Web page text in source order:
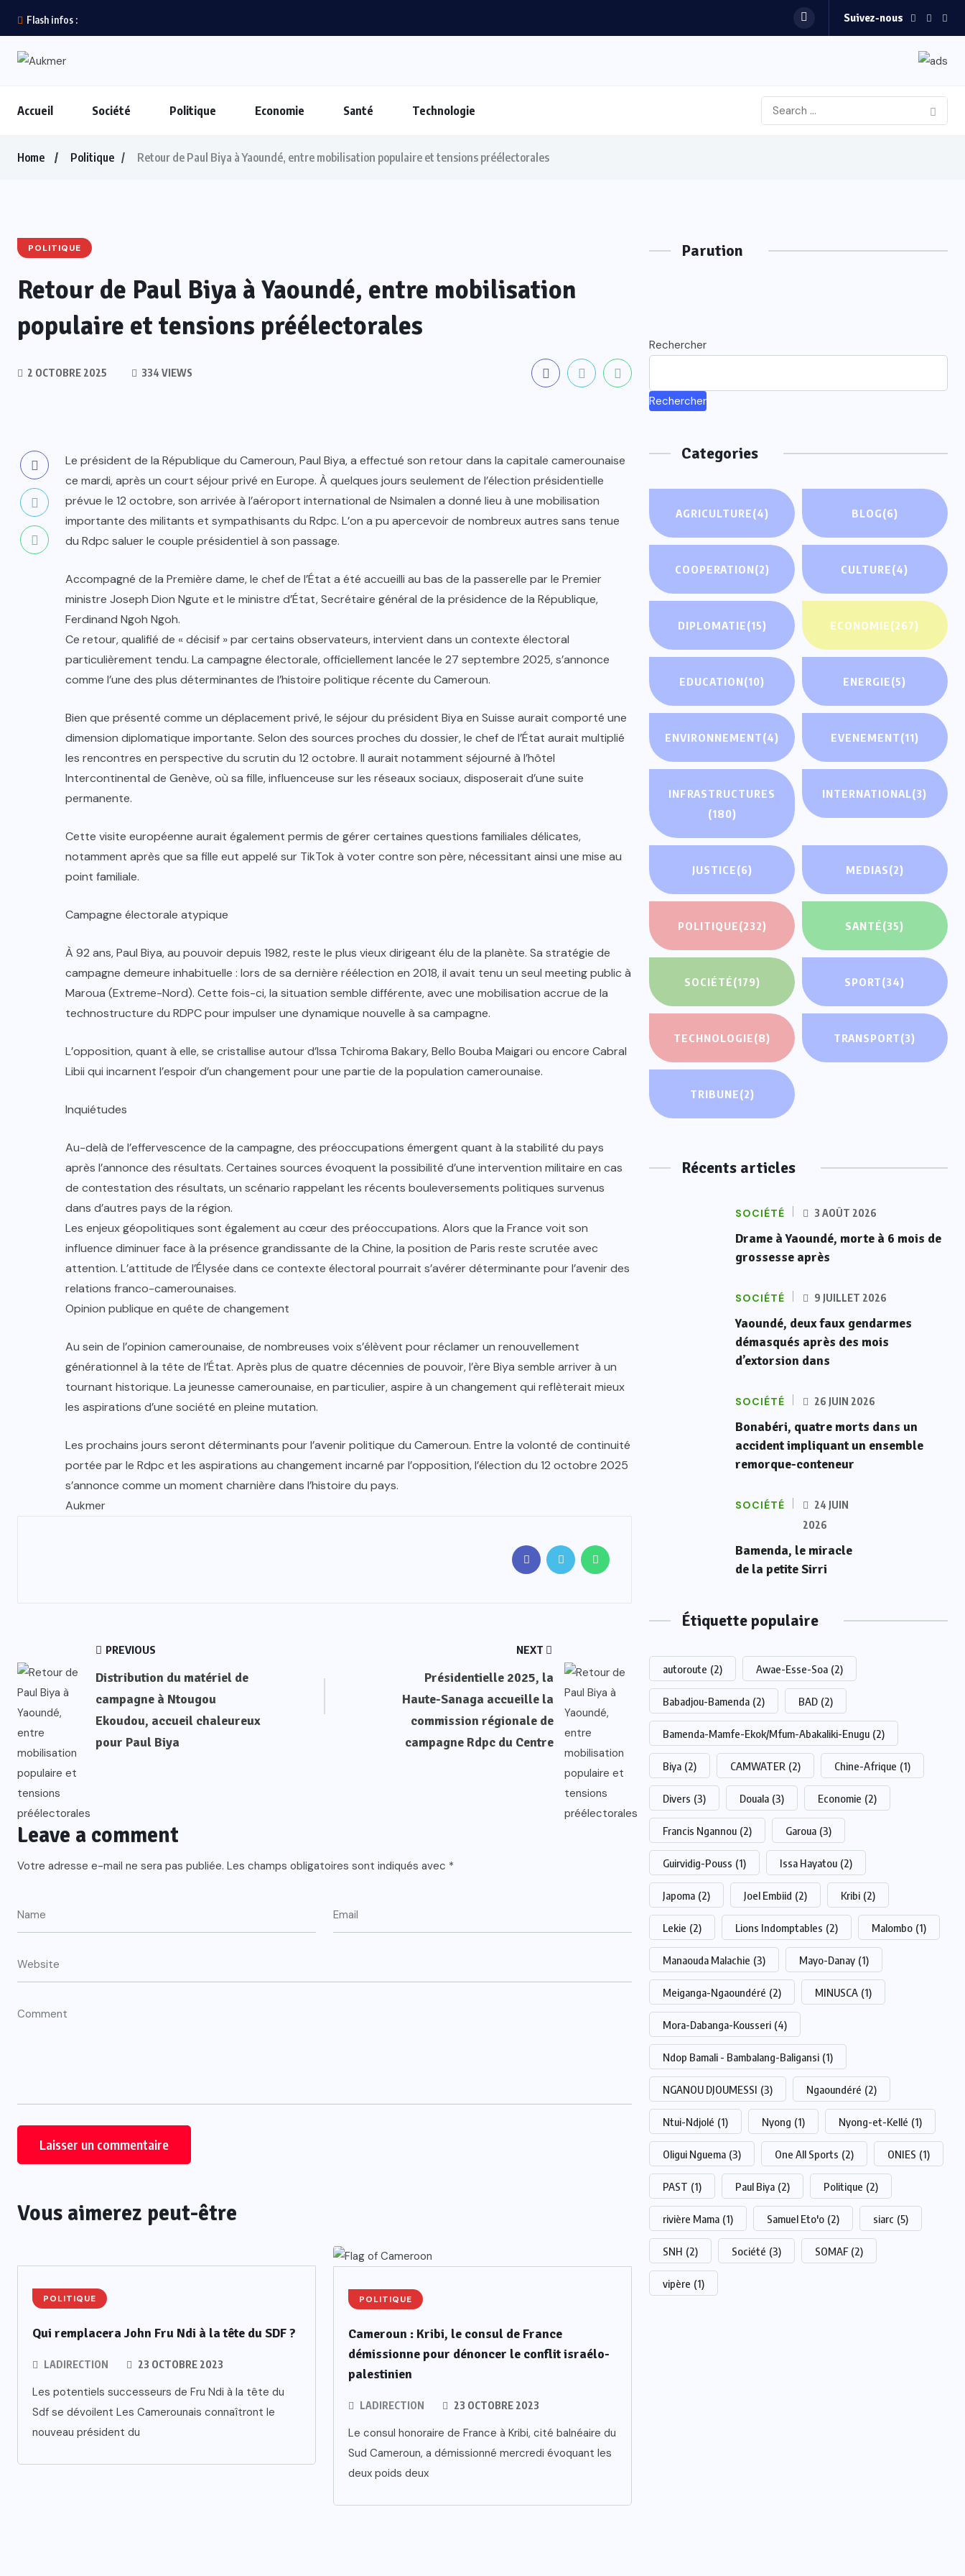
Flash infos : Suivez-nous
Accueil Société Politique Economie Santé Technologie
Home Politique Retour de Paul Biya à Yaoundé, entre mobilisation populaire et tensions préélectorales
POLITIQUE
Retour de Paul Biya à Yaoundé, entre mobilisation
populaire et tensions préélectorales
2 OCTOBRE 2025 334 VIEWS
Le président de la République du Cameroun, Paul Biya, a effectué son retour dans la capitale camerounaise
ce mardi, après un court séjour privé en Europe. À quelques jours seulement de l’élection présidentielle
prévue le 12 octobre, son arrivée à l’aéroport international de Nsimalen a donné lieu à une mobilisation
importante des militants et sympathisants du Rdpc. L’on a pu apercevoir de nombreux autres sans tenue
du Rdpc saluer le couple présidentiel à son passage.
Accompagné de la Première dame, le chef de l’État a été accueilli au bas de la passerelle par le Premier
ministre Joseph Dion Ngute et le ministre d’État, Secrétaire général de la présidence de la République,
Ferdinand Ngoh Ngoh.
Ce retour, qualifié de « décisif » par certains observateurs, intervient dans un contexte électoral
particulièrement tendu. La campagne électorale, officiellement lancée le 27 septembre 2025, s’annonce
comme l’une des plus déterminantes de l’histoire politique récente du Cameroun.
Bien que présenté comme un déplacement privé, le séjour du président Biya en Suisse aurait comporté une
dimension diplomatique importante. Selon des sources proches du dossier, le chef de l’État aurait multiplié
les rencontres en perspective du scrutin du 12 octobre. Il aurait notamment séjourné à l’hôtel
Intercontinental de Genève, où sa fille, influenceuse sur les réseaux sociaux, disposerait d’une suite
permanente.
Cette visite européenne aurait également permis de gérer certaines questions familiales délicates,
notamment après que sa fille eut appelé sur TikTok à voter contre son père, nécessitant ainsi une mise au
point familiale.
Campagne électorale atypique
À 92 ans, Paul Biya, au pouvoir depuis 1982, reste le plus vieux dirigeant élu de la planète. Sa stratégie de
campagne demeure inhabituelle : lors de sa dernière réélection en 2018, il avait tenu un seul meeting public à
Maroua (Extreme-Nord). Cette fois-ci, la situation semble différente, avec une mobilisation accrue de la
technostructure du RDPC pour impulser une dynamique nouvelle à sa campagne.
L’opposition, quant à elle, se cristallise autour d’Issa Tchiroma Bakary, Bello Bouba Maigari ou encore Cabral
Libii qui incarnent l’espoir d’un changement pour une partie de la population camerounaise.
Inquiétudes
Au-delà de l’effervescence de la campagne, des préoccupations émergent quant à la stabilité du pays
après l’annonce des résultats. Certaines sources évoquent la possibilité d’une intervention militaire en cas
de contestation des résultats, un scénario rappelant les récents bouleversements politiques survenus
dans d’autres pays de la région.
Les enjeux géopolitiques sont également au cœur des préoccupations. Alors que la France voit son
influence diminuer face à la présence grandissante de la Chine, la position de Paris reste scrutée avec
attention. L’attitude de l’Élysée dans ce contexte électoral pourrait s’avérer déterminante pour l’avenir des
relations franco-camerounaises.
Opinion publique en quête de changement
Au sein de l’opinion camerounaise, de nombreuses voix s’élèvent pour réclamer un renouvellement
générationnel à la tête de l’État. Après plus de quatre décennies de pouvoir, l’ère Biya semble arriver à un
tournant historique. La jeunesse camerounaise, en particulier, aspire à un changement qui reflèterait mieux
les aspirations d’une société en pleine mutation.
Les prochains jours seront déterminants pour l’avenir politique du Cameroun. Entre la volonté de continuité
portée par le Rdpc et les aspirations au changement incarné par l’opposition, l’élection du 12 octobre 2025
s’annonce comme un moment charnière dans l’histoire du pays.
Aukmer
PREVIOUS
Distribution du matériel de
campagne à Ntougou
Ekoudou, accueil chaleureux
pour Paul Biya
NEXT
Présidentielle 2025, la
Haute-Sanaga accueille la
commission régionale de
campagne Rdpc du Centre
Leave a comment
Votre adresse e-mail ne sera pas publiée. Les champs obligatoires sont indiqués avec *
Vous aimerez peut-être
POLITIQUE
Qui remplacera John Fru Ndi à la tête du SDF ?
LADIRECTION 23 OCTOBRE 2023
Les potentiels successeurs de Fru Ndi à la tête du
Sdf se dévoilent Les Camerounais connaîtront le
nouveau président du
POLITIQUE
Cameroun : Kribi, le consul de France
démissionne pour dénoncer le conflit israélo-
palestinien
LADIRECTION 23 OCTOBRE 2023
Le consul honoraire de France à Kribi, cité balnéaire du
Sud Cameroun, a démissionné mercredi évoquant les
deux poids deux
Parution
Rechercher
Rechercher
Categories
AGRICULTURE(4) BLOG(6)
COOPERATION(2) CULTURE(4)
DIPLOMATIE(15) ECONOMIE(267)
EDUCATION(10) ENERGIE(5)
ENVIRONNEMENT(4) EVENEMENT(11)
INFRASTRUCTURES
(180)
INTERNATIONAL(3)
JUSTICE(6) MEDIAS(2)
POLITIQUE(232) SANTÉ(35)
SOCIÉTÉ(179) SPORT(34)
TECHNOLOGIE(8) TRANSPORT(3)
TRIBUNE(2)
Récents articles
SOCIÉTÉ 3 AOÛT 2026
Drame à Yaoundé, morte à 6 mois de
grossesse après
SOCIÉTÉ 9 JUILLET 2026
Yaoundé, deux faux gendarmes
démasqués après des mois
d’extorsion dans
SOCIÉTÉ 26 JUIN 2026
Bonabéri, quatre morts dans un
accident impliquant un ensemble
remorque-conteneur
SOCIÉTÉ
24 JUIN
2026
Bamenda, le miracle
de la petite Sirri
Étiquette populaire
autoroute (2) Awae-Esse-Soa (2)
Babadjou-Bamenda (2) BAD (2)
Bamenda-Mamfe-Ekok/Mfum-Abakaliki-Enugu (2)
Biya (2) CAMWATER (2) Chine-Afrique (1)
Divers (3) Douala (3) Economie (2)
Francis Ngannou (2) Garoua (3)
Guirvidig-Pouss (1) Issa Hayatou (2)
Japoma (2) Joel Embiid (2) Kribi (2)
Lekie (2) Lions Indomptables (2) Malombo (1)
Manaouda Malachie (3) Mayo-Danay (1)
Meiganga-Ngaoundéré (2) MINUSCA (1)
Mora-Dabanga-Kousseri (4)
Ndop Bamali - Bambalang-Baligansi (1)
NGANOU DJOUMESSI (3) Ngaoundéré (2)
Ntui-Ndjolé (1) Nyong (1) Nyong-et-Kellé (1)
Oligui Nguema (3) One All Sports (2) ONIES (1)
PAST (1) Paul Biya (2) Politique (2)
rivière Mama (1) Samuel Eto'o (2) siarc (5)
SNH (2) Société (3) SOMAF (2)
vipère (1)